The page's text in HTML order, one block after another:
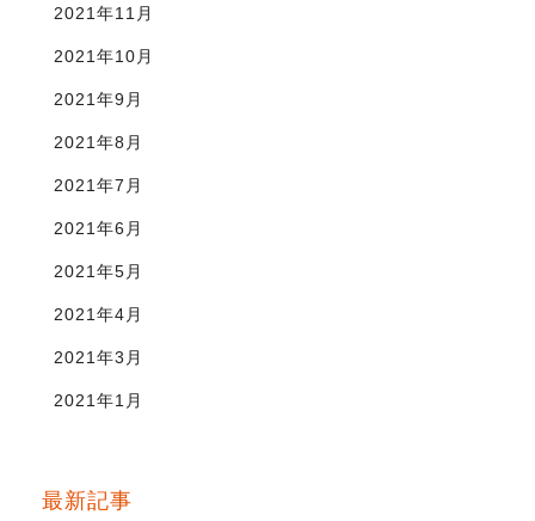
2021年11月
2021年10月
2021年9月
2021年8月
2021年7月
2021年6月
2021年5月
2021年4月
2021年3月
2021年1月
最新記事